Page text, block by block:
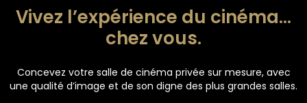
Vivez l’expérience du cinéma…
chez vous.
Concevez votre salle de cinéma privée sur mesure, avec
une qualité d’image et de son digne des plus grandes salles.